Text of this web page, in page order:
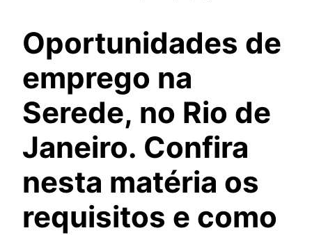
Oportunidades de
emprego na
Serede, no Rio de
Janeiro. Confira
nesta matéria os
requisitos e como